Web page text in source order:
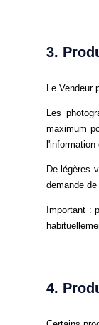
3.
Le Vendeur
Les
maximum
De légères
demande
Important :
4.